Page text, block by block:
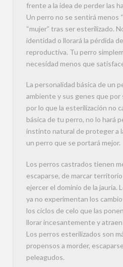
frente a la idea de perder las
Un perro no se sentirá menos
“mujer” tras ser esterilizado.
identidad o llorará la pérdida
reproductiva. Tu perro
necesidad menos que
La personalidad básica de un
ambiente y sus genes que por
por lo que la esterilización no
básica de tu perro, no lo hará
instinto natural de proteger a
un perro que se portará mejor.
Los perros castrados tienen
escaparse, de marcar
ejercer el dominio de la jauría.
ya no experimentan los
los ciclos de celo que las
llorar incesantemente y
Los perros esterilizados son
propensos a morder,
peleagudos.